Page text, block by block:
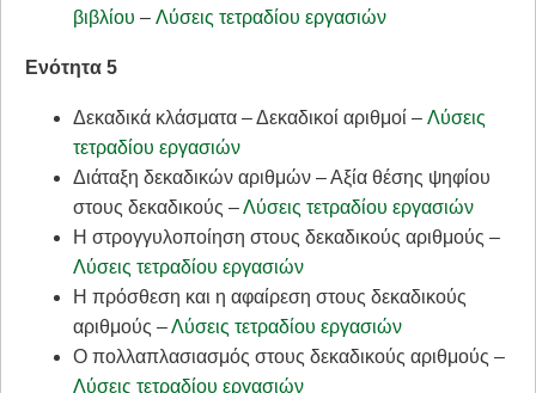
βιβλίου – Λύσεις τετραδίου εργασιών
Ενότητα 5
Δεκαδικά κλάσματα – Δεκαδικοί αριθμοί – Λύσεις
τετραδίου εργασιών
Διάταξη δεκαδικών αριθμών – Αξία θέσης ψηφίου
στους δεκαδικούς –Λύσεις τετραδίου εργασιών
Η στρογγυλοποίηση στους δεκαδικούς αριθμούς –
Λύσεις τετραδίου εργασιών
Η πρόσθεση και η αφαίρεση στους δεκαδικούς
αριθμούς –Λύσεις τετραδίου εργασιών
Ο πολλαπλασιασμός στους δεκαδικούς αριθμούς –
Λύσεις τετραδίου εργασιών